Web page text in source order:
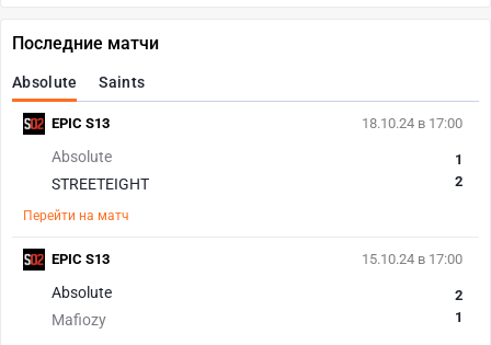
Последние матчи
Absolute Saints
18.10.24 в 17:00
Absolute
STREETEIGHT
1
2
Перейти на матч
EPIC S13
15.10.24 в 17:00
Absolute
Mafiozy
2
1
EPIC S13